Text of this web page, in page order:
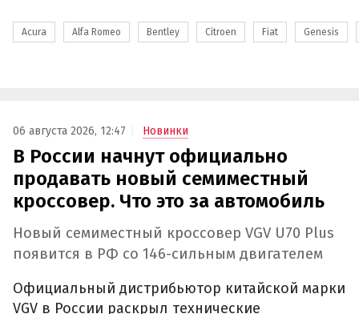
Acura Alfa Romeo Bentley Citroen Fiat Genesis
06 августа 2026, 12:47 Новинки
В России начнут официально
продавать новый семиместный
кроссовер. Что это за автомобиль
Новый семиместный кроссовер VGV U70 Plus
появится в РФ со 146-сильным двигателем
Официальный дистрибьютор китайской марки
VGV в России раскрыл технические